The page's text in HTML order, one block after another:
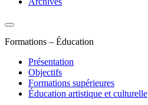
Formations – Éducation
Présentation
Objectifs
Formations supérieures
Éducation artistique et culturelle